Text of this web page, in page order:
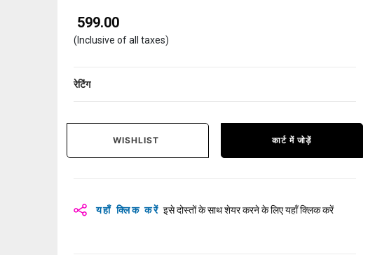
₹ 599.00
(Inclusive of all taxes)
रेटिंग
WISHLIST कार्ट में जोड़ें
यहाँ क्लिक करें इसे दोस्तों के साथ शेयर करने के लिए यहाँ क्लिक करें